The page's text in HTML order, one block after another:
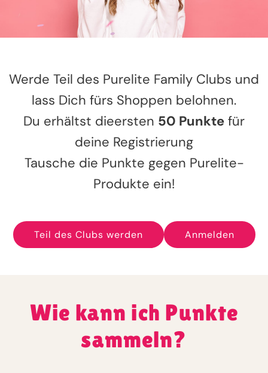
Werde Teil des Purelite Family Clubs und
lass Dich fürs Shoppen belohnen.
Du erhältst dieersten 50 Punkte für
deine Registrierung
Tausche die Punkte gegen Purelite-
Produkte ein!
Teil des Clubs werden Anmelden
Wie kann ich Punkte
sammeln?